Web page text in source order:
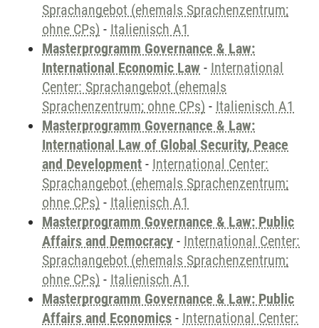
Sprachangebot (ehemals Sprachenzentrum;
ohne CPs) - Italienisch A1
Masterprogramm Governance & Law:
International Economic Law - International
Center: Sprachangebot (ehemals
Sprachenzentrum; ohne CPs) - Italienisch A1
Masterprogramm Governance & Law:
International Law of Global Security, Peace
and Development - International Center:
Sprachangebot (ehemals Sprachenzentrum;
ohne CPs) - Italienisch A1
Masterprogramm Governance & Law: Public
Affairs and Democracy - International Center:
Sprachangebot (ehemals Sprachenzentrum;
ohne CPs) - Italienisch A1
Masterprogramm Governance & Law: Public
Affairs and Economics - International Center: